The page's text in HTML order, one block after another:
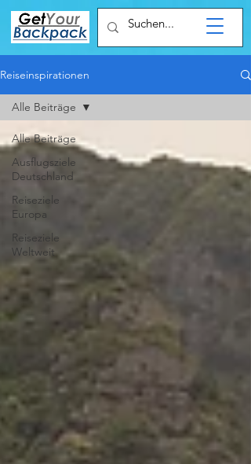
Reiseinspirationen
Alle Beiträge
Ausflugsziele
Deutschland
Reiseziele
Europa
Reiseziele
Weltweit
Alle Beiträge